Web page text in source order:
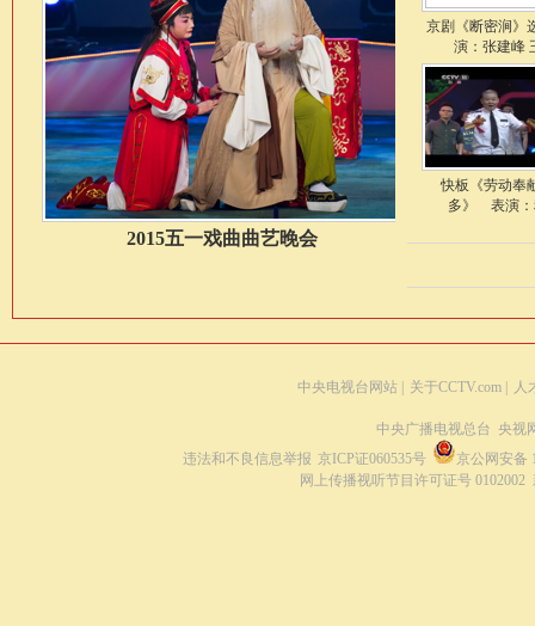
2015五一戏曲曲艺晚会
京剧《断密涧
演：张建峰
快板《劳动奉
多》 表演：
中央电视台网站 关于CCTV.com 人
中央广播电视总台 央视
违法和不良信息举报 京ICP证060535号
京公网安备
网上传播视听节目许可证号 0102002